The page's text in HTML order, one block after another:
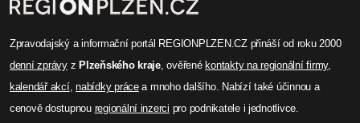
Zpravodajský a informační portál REGIONPLZEN.CZ přináší od roku 2000
denní zprávyz Plzeňského kraje, ověřené kontakty na regionální firmy,
kalendář akcí,nabídky prácea mnoho dalšího. Nabízí také účinnou a
cenově dostupnou regionální inzerci pro podnikatele i jednotlivce.